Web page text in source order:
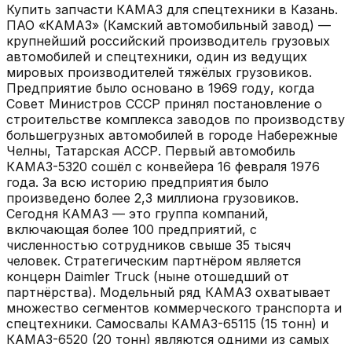
Купить запчасти КАМАЗ для спецтехники в Казань.
ПАО «КАМАЗ» (Камский автомобильный завод) —
крупнейший российский производитель грузовых
автомобилей и спецтехники, один из ведущих
мировых производителей тяжёлых грузовиков.
Предприятие было основано в 1969 году, когда
Совет Министров СССР принял постановление о
строительстве комплекса заводов по производству
большегрузных автомобилей в городе Набережные
Челны, Татарская АССР. Первый автомобиль
КАМАЗ-5320 сошёл с конвейера 16 февраля 1976
года. За всю историю предприятия было
произведено более 2,3 миллиона грузовиков.
Сегодня КАМАЗ — это группа компаний,
включающая более 100 предприятий, с
численностью сотрудников свыше 35 тысяч
человек. Стратегическим партнёром является
концерн Daimler Truck (ныне отошедший от
партнёрства). Модельный ряд КАМАЗ охватывает
множество сегментов коммерческого транспорта и
спецтехники. Самосвалы КАМАЗ-65115 (15 тонн) и
КАМАЗ-6520 (20 тонн) являются одними из самых